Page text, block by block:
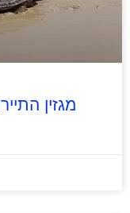
מגזין